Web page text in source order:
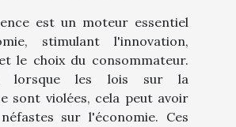
est un moteur essentiel
stimulant l'innovation,
le choix du consommateur.
lorsque les lois sur la
sont violées, cela peut avoir
sur l'économie. Ces